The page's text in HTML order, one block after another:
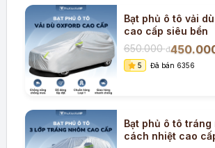
Bạt phủ ô tô vải
cao cấp siêu bền
650.000đ
5 Đã bán 6356
Bạt phủ ô tô tráng
cách nhiệt cao